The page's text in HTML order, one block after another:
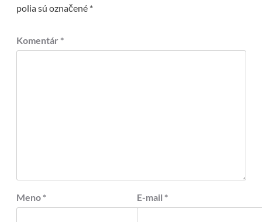
polia sú označené *
Komentár *
Meno * E-mail *